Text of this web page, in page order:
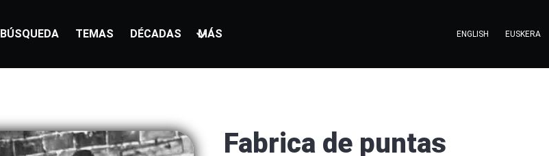
BÚSQUEDA TEMAS DÉCADAS MÁS ENGLISH EUSKERA
Fabrica de puntas